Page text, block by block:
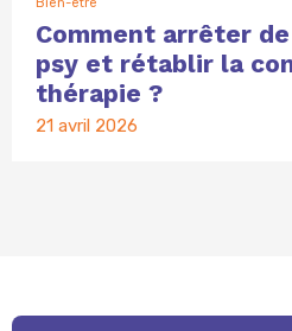
Bien-être
Comment arrêter
psy et rétablir la
thérapie ?
21 avril 2026